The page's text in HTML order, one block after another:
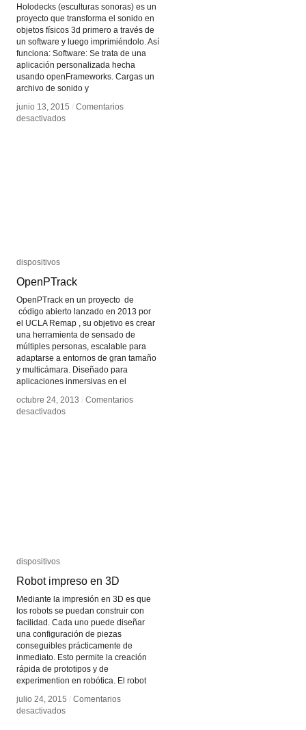
Holodecks (esculturas sonoras) es un
proyecto que transforma el sonido en
objetos físicos 3d primero a través de
un software y luego imprimiéndolo. Así
funciona: Software: Se trata de una
aplicación personalizada hecha
usando openFrameworks. Cargas un
archivo de sonido y
junio 13, 2015 / Comentarios
desactivadosen
junio 13, 2015 / Comentarios
desactivadosen
dispositivos
OpenPTrack
OpenPTrack en un proyecto de
código abierto lanzado en 2013 por
el UCLA Remap , su objetivo es crear
una herramienta de sensado de
múltiples personas, escalable para
adaptarse a entornos de gran tamaño
y multicámara. Diseñado para
aplicaciones inmersivas en el
octubre 24, 2013 / Comentarios
desactivadosen
dispositivos
OpenPTrack
octubre 24, 2013 / Comentarios
desactivadosen
dispositivos
Robot impreso en 3D
Mediante la impresión en 3D es que
los robots se puedan construir con
facilidad. Cada uno puede diseñar
una configuración de piezas
conseguibles prácticamente de
inmediato. Esto permite la creación
rápida de prototipos y de
experimention en robótica. El robot
julio 24, 2015 / Comentarios
desactivadosen
dispositivos
Robot impreso en 3D
julio 24, 2015 / Comentarios
desactivadosen